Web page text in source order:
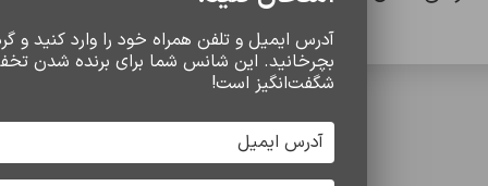
سایر محصولات
آدرس ایمیل و تلفن همراه خود را وارد کنید و
بچرخانید. این شانس شما برای برنده شدن
شگفت‌انگیز است!